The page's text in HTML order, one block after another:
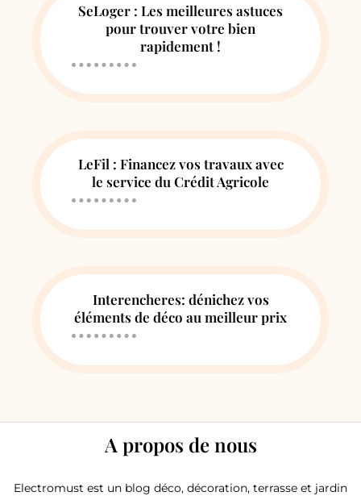
SeLoger : Les meilleures astuces
pour trouver votre bien
rapidement !
LeFil : Financez vos travaux avec
le service du Crédit Agricole
Interencheres: dénichez vos
éléments de déco au meilleur prix
A propos de nous
Electromust est un blog déco, décoration, terrasse et jardin